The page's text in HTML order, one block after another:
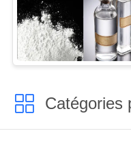
Catégories